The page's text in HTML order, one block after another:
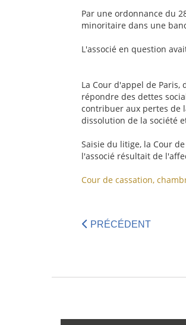
Par une ordonnance du
minoritaire dans une
L'associé en question
La Cour d'appel de
répondre des dettes
contribuer aux pertes de
dissolution de la société
Saisie du litige, la Cour
l'associé résultait de
Cour de cassation,
PRÉCÉDENT